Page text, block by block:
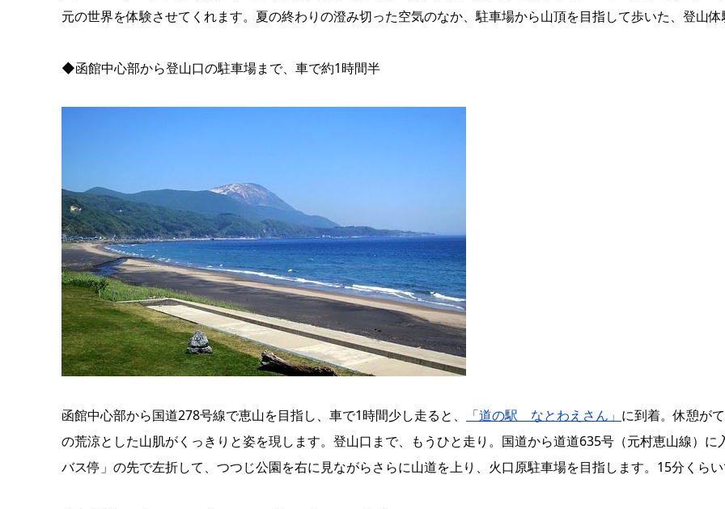
元の世界を体験させてくれます。夏の終わりの澄み切った空気のなか、駐車場から山頂を目指して歩いた、登山体
◆函館中心部から登山口の駐車場まで、車で約1時間半
函館中心部から国道278号線で恵山を目指し、車で1時間少し走ると、 「道の駅 なとわえさん」 に到着。休憩が
の荒涼とした山肌がくっきりと姿を現します。登山口まで、もうひと走り。国道から道道635号（元村恵山線）
バス停」の先で左折して、つつじ公園を右に見ながらさらに山道を上り、火口原駐車場を目指します。15分くらい